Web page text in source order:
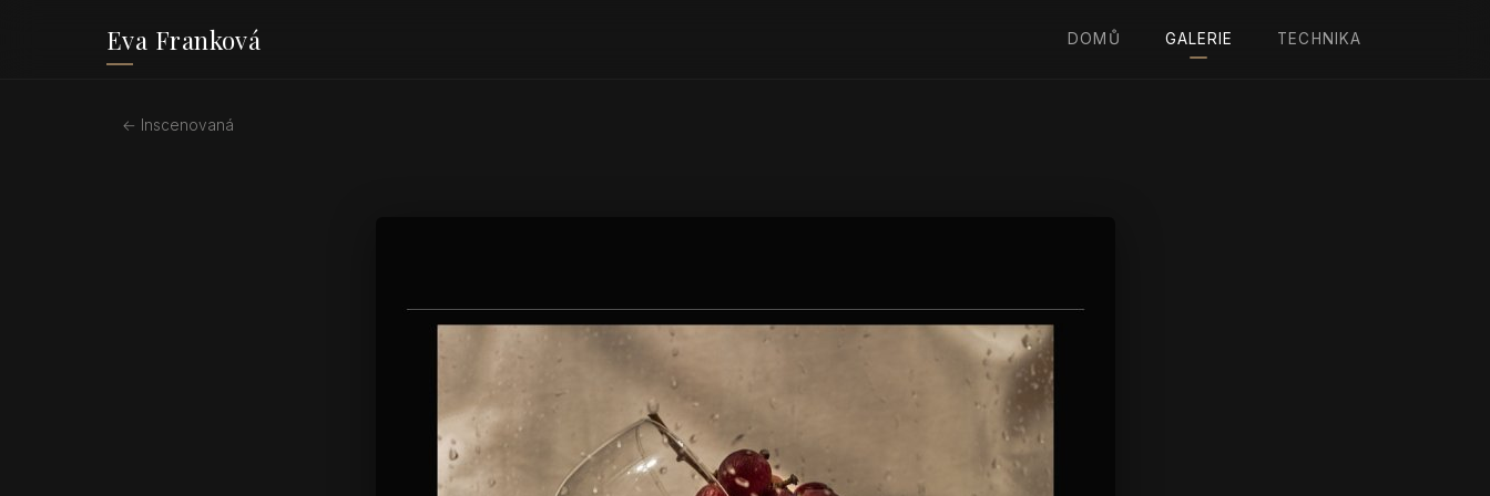
Eva Franková DOMŮ GALERIE TECHNIKA
← Inscenovaná